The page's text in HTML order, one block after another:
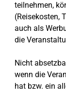
teilnehmen,
(Reisekosten,
auch als
die
Nicht
wenn die
hat bzw. ein